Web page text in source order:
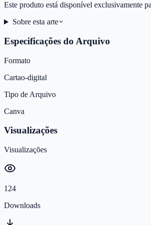
Este produto está disponível exclusivamente
Sobre esta arte
Especificações do Arquivo
Formato
Cartao-digital
Tipo de Arquivo
Canva
Visualizações
Visualizações
124
Downloads